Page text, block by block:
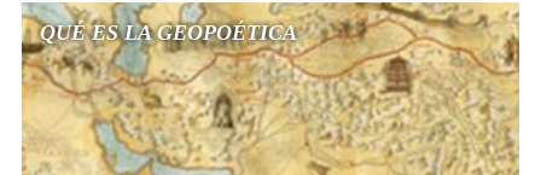
QUÉ ES LA GEOPOÉTICA